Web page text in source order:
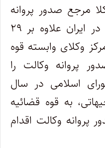
مرجع صدور پروانه
وکالت است در حالی که در ایران علاوه بر ۲۹
وکلای وابسته قوه
پروانه وکالت را
اسلامی در سال
به قوه قضائیه
پروانه وکالت اقدام